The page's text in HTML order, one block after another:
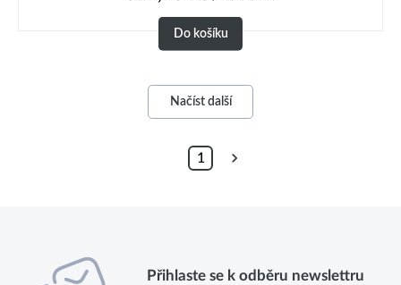
Do košíku
Načíst další
1
Přihlaste se k odběru newslettru